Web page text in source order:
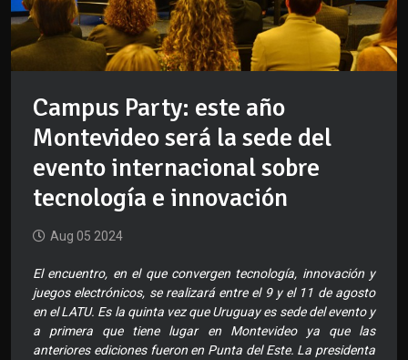
Campus Party: este año
Montevideo será la sede del
evento internacional sobre
tecnología e innovación
Aug 05 2024
El encuentro, en el que convergen tecnología, innovación y
juegos electrónicos, se realizará entre el 9 y el 11 de agosto
en el LATU. Es la quinta vez que Uruguay es sede del evento y
a primera que tiene lugar en Montevideo ya que las
anteriores ediciones fueron en Punta del Este. La presidenta